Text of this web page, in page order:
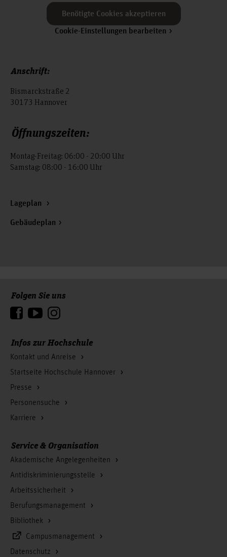
Benötigte Cookies akzeptieren
Cookie-Einstellungen bearbeiten
Anschrift:
Bismarckstraße 2
30173 Hannover
Öffnungszeiten:
Montag-Freitag: 06:00 - 20:00 Uhr
Samstag: 08:00 - 16:00 Uhr
Lageplan
Gebäudeplan
Infos zur Hochschule
Kontakt und Anreise
Startseite Hochschule Hannover
Presse
Personensuche
Karriere
Folgen Sie uns
Service & Organisation
Akademische Angelegenheiten
Antidiskriminierungsstelle
Arbeitssicherheit
Berufungsmanagement
Bibliothek
Campusmanagement
Datenschutz